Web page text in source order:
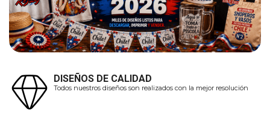
DISEÑOS DE CALIDAD
Todos nuestros diseños son realizados con la mejor resolución